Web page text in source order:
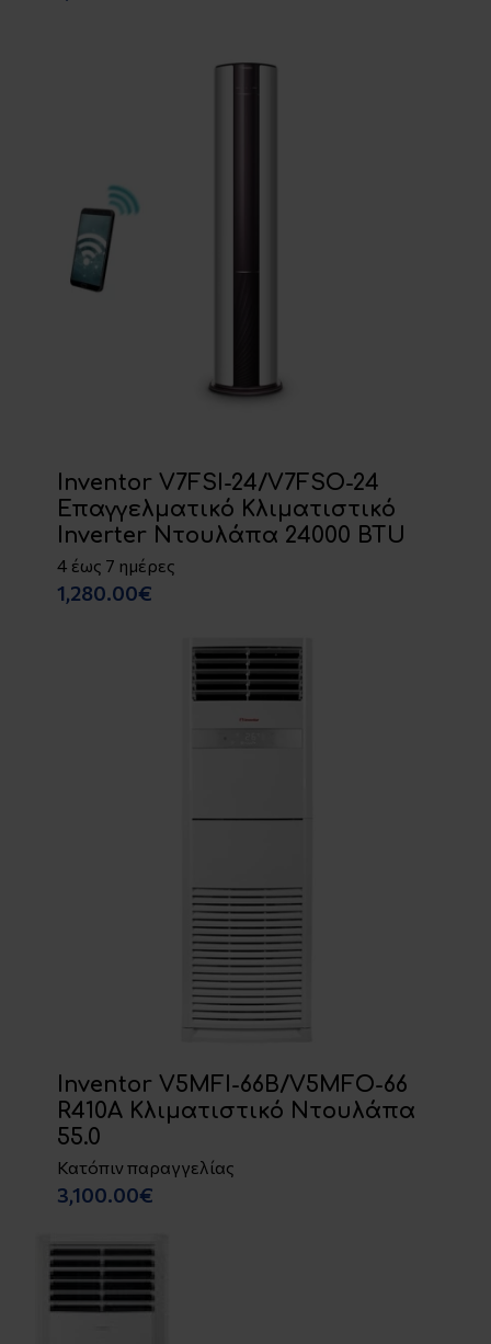
Inventor V7FSI-24/V7FSO-24
Επαγγελματικό Κλιματιστικό
Inverter Ντουλάπα 24000 BTU
4 έως 7 ημέρες
1,280.00€
Inventor V5MFI-66B/V5MFO-66
R410A Κλιματιστικό Ντουλάπα
55.0
Κατόπιν παραγγελίας
3,100.00€